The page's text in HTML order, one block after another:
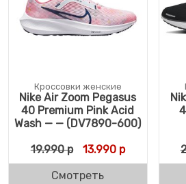
Кроссовки женские
Nike Air Zoom Pegasus
40 Premium Pink Acid
Wash — — (DV7890-600)
19.990р Первоначальная
13.990рТекущая
Смотреть